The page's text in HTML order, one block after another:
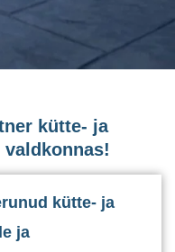
kütte- ja
kütte- ja
ja